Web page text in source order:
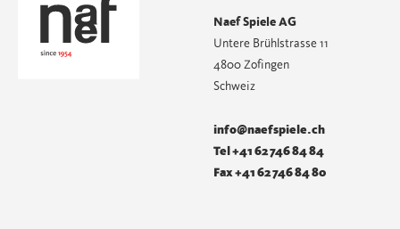
Naef Spiele AG
Untere Brühlstrasse 11
4800 Zofingen
Schweiz
info@naefspiele.ch
Tel +41 62 746 84 84
Fax +41 62 746 84 80